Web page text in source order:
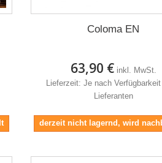
Coloma EN
63,90 € inkl. MwSt.
Lieferzeit: Je nach
Lieferanten
derzeit nicht lagernd, wird